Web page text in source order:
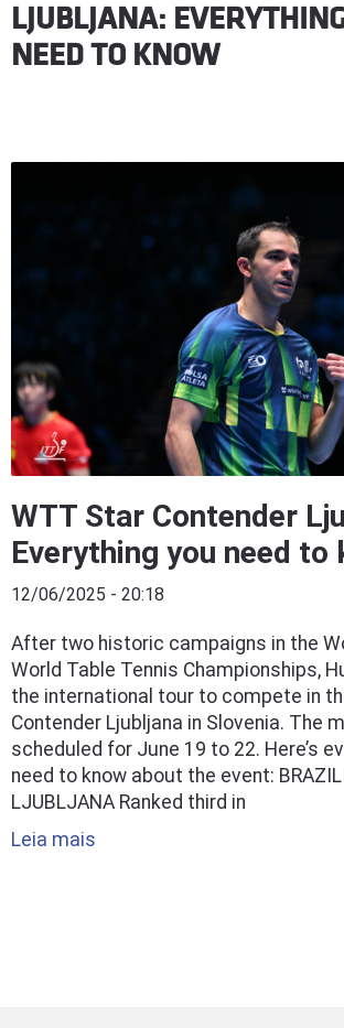
LJUBLJANA:
NEED TO KNOW
WTT Star Contender
Everything you need to
12/06/2025 - 20:18
After two historic campaigns in the
World Table Tennis Championships,
the international tour to compete in
Contender Ljubljana in Slovenia. The
scheduled for June 19 to 22. Here’s
need to know about the event:
LJUBLJANA Ranked third in
Leia mais